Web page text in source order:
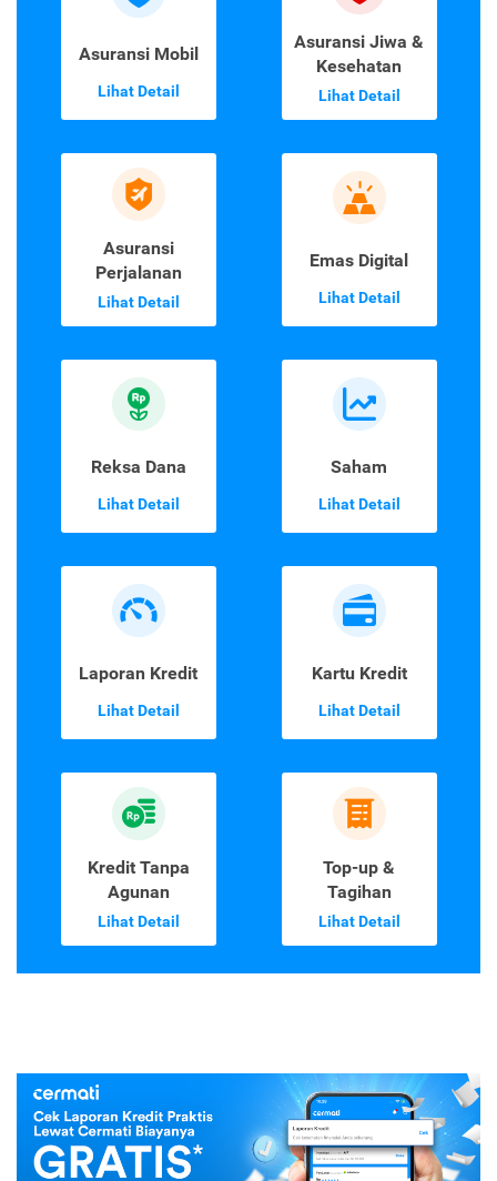
Asuransi Mobil
Lihat Detail
Asuransi Jiwa &
Kesehatan
Lihat Detail
Asuransi
Perjalanan
Lihat Detail
Emas Digital
Lihat Detail
Reksa Dana
Lihat Detail
Saham
Lihat Detail
Laporan Kredit
Lihat Detail
Kartu Kredit
Lihat Detail
Kredit Tanpa
Agunan
Lihat Detail
Top-up &
Tagihan
Lihat Detail